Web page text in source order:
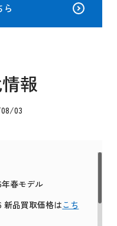
報
03
年春モデル
新品買取価格はこち